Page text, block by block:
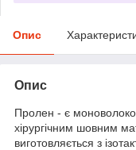
Опис
Опис
Пролен - є
хірургічним шовним
виготовляється з